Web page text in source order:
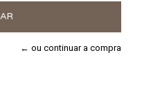
← ou continuar a compra